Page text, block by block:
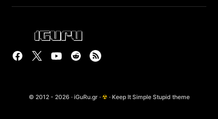
© 2012 - 2026 · iGuRu.gr · ☢ · Keep It Simple Stupid theme